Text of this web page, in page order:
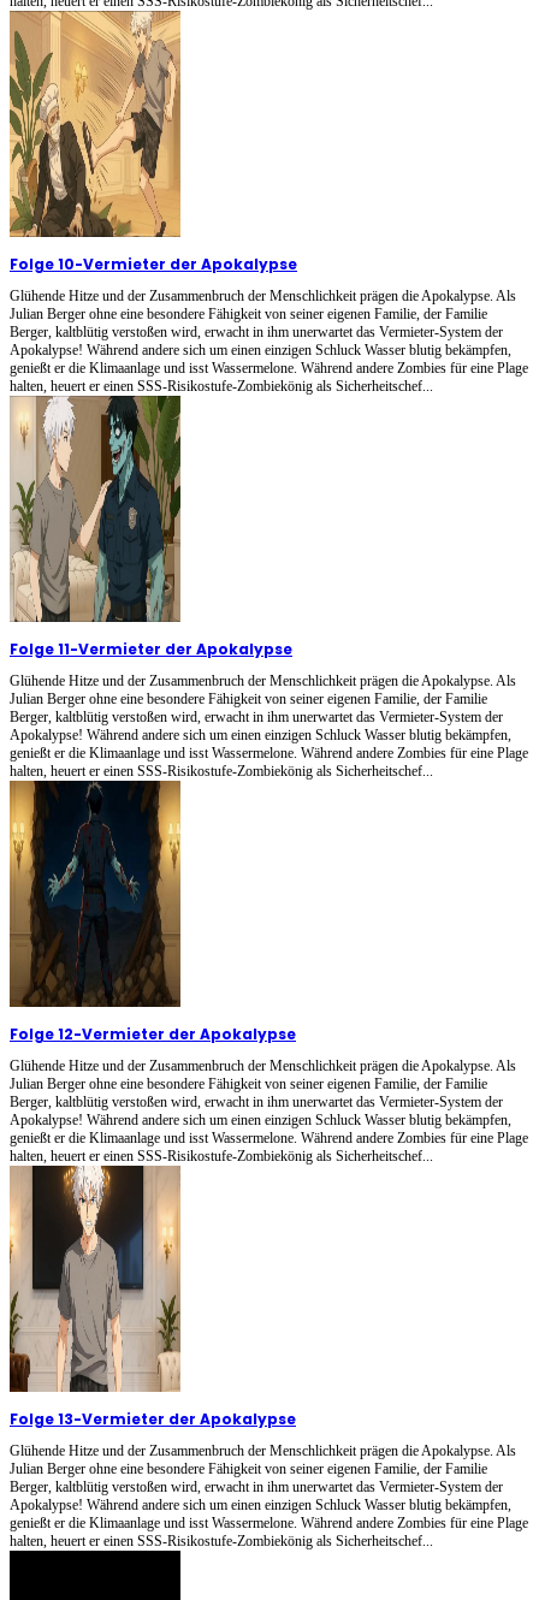
Folge 10-Vermieter der Apokalypse
Glühende Hitze und der Zusammenbruch der Menschlichkeit prägen die Apokalypse. Als
Julian Berger ohne eine besondere Fähigkeit von seiner eigenen Familie, der Familie
Berger, kaltblütig verstoßen wird, erwacht in ihm unerwartet das Vermieter-System der
Apokalypse! Während andere sich um einen einzigen Schluck Wasser blutig bekämpfen,
genießt er die Klimaanlage und isst Wassermelone. Während andere Zombies für eine Plage
halten, heuert er einen SSS-Risikostufe-Zombiekönig als Sicherheitschef...
Folge 11-Vermieter der Apokalypse
Glühende Hitze und der Zusammenbruch der Menschlichkeit prägen die Apokalypse. Als
Julian Berger ohne eine besondere Fähigkeit von seiner eigenen Familie, der Familie
Berger, kaltblütig verstoßen wird, erwacht in ihm unerwartet das Vermieter-System der
Apokalypse! Während andere sich um einen einzigen Schluck Wasser blutig bekämpfen,
genießt er die Klimaanlage und isst Wassermelone. Während andere Zombies für eine Plage
halten, heuert er einen SSS-Risikostufe-Zombiekönig als Sicherheitschef...
Folge 12-Vermieter der Apokalypse
Glühende Hitze und der Zusammenbruch der Menschlichkeit prägen die Apokalypse. Als
Julian Berger ohne eine besondere Fähigkeit von seiner eigenen Familie, der Familie
Berger, kaltblütig verstoßen wird, erwacht in ihm unerwartet das Vermieter-System der
Apokalypse! Während andere sich um einen einzigen Schluck Wasser blutig bekämpfen,
genießt er die Klimaanlage und isst Wassermelone. Während andere Zombies für eine Plage
halten, heuert er einen SSS-Risikostufe-Zombiekönig als Sicherheitschef...
Folge 13-Vermieter der Apokalypse
Glühende Hitze und der Zusammenbruch der Menschlichkeit prägen die Apokalypse. Als
Julian Berger ohne eine besondere Fähigkeit von seiner eigenen Familie, der Familie
Berger, kaltblütig verstoßen wird, erwacht in ihm unerwartet das Vermieter-System der
Apokalypse! Während andere sich um einen einzigen Schluck Wasser blutig bekämpfen,
genießt er die Klimaanlage und isst Wassermelone. Während andere Zombies für eine Plage
halten, heuert er einen SSS-Risikostufe-Zombiekönig als Sicherheitschef...